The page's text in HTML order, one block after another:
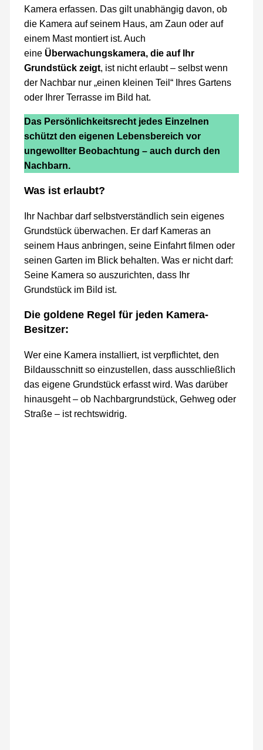
Kamera erfassen. Das gilt unabhängig davon, ob
die Kamera auf seinem Haus, am Zaun oder auf
einem Mast montiert ist. Auch
eine Überwachungskamera, die auf Ihr
Grundstück zeigt, ist nicht erlaubt – selbst wenn
der Nachbar nur „einen kleinen Teil“ Ihres Gartens
oder Ihrer Terrasse im Bild hat.
Das Persönlichkeitsrecht jedes Einzelnen
schützt den eigenen Lebensbereich vor
ungewollter Beobachtung – auch durch den
Nachbarn.
Was ist erlaubt?
Ihr Nachbar darf selbstverständlich sein eigenes
Grundstück überwachen. Er darf Kameras an
seinem Haus anbringen, seine Einfahrt filmen oder
seinen Garten im Blick behalten. Was er nicht darf:
Seine Kamera so auszurichten, dass Ihr
Grundstück im Bild ist.
Die goldene Regel für jeden Kamera-
Besitzer:
Wer eine Kamera installiert, ist verpflichtet, den
Bildausschnitt so einzustellen, dass ausschließlich
das eigene Grundstück erfasst wird. Was darüber
hinausgeht – ob Nachbargrundstück, Gehweg oder
Straße – ist rechtswidrig.